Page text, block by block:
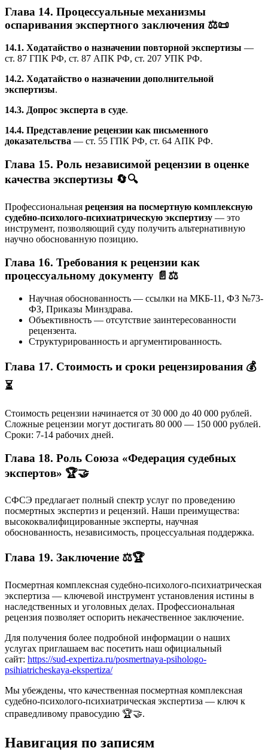
Глава 14. Процессуальные механизмы
оспаривания экспертного заключения ⚖️📜
14.1. Ходатайство о назначении повторной экспертизы —
ст. 87 ГПК РФ, ст. 87 АПК РФ, ст. 207 УПК РФ.
14.2. Ходатайство о назначении дополнительной
экспертизы.
14.3. Допрос эксперта в суде.
14.4. Представление рецензии как письменного
доказательства — ст. 55 ГПК РФ, ст. 64 АПК РФ.
Глава 15. Роль независимой рецензии в оценке
качества экспертизы 🔄🔍
Профессиональная рецензия на посмертную комплексную
судебно-психолого-психиатрическую экспертизу — это
инструмент, позволяющий суду получить альтернативную
научно обоснованную позицию.
Глава 16. Требования к рецензии как
процессуальному документу 📄⚖️
Научная обоснованность — ссылки на МКБ-11, ФЗ №73-
ФЗ, Приказы Минздрава.
Объективность — отсутствие заинтересованности
рецензента.
Структурированность и аргументированность.
Глава 17. Стоимость и сроки рецензирования 💰
⏳
Стоимость рецензии начинается от 30 000 до 40 000 рублей.
Сложные рецензии могут достигать 80 000 — 150 000 рублей.
Сроки: 7-14 рабочих дней.
Глава 18. Роль Союза «Федерация судебных
экспертов» 🏆🤝
СФСЭ предлагает полный спектр услуг по проведению
посмертных экспертиз и рецензий. Наши преимущества:
высококвалифицированные эксперты, научная
обоснованность, независимость, процессуальная поддержка.
Глава 19. Заключение ⚖️🏆
Посмертная комплексная судебно-психолого-психиатрическая
экспертиза — ключевой инструмент установления истины в
наследственных и уголовных делах. Профессиональная
рецензия позволяет оспорить некачественное заключение.
Для получения более подробной информации о наших
услугах приглашаем вас посетить наш официальный
сайт: https://sud-expertiza.ru/posmertnaya-psihologo-
psihiatricheskaya-ekspertiza/
Мы убеждены, что качественная посмертная комплексная
судебно-психолого-психиатрическая экспертиза — ключ к
справедливому правосудию 🏆🤝.
Навигация по записям